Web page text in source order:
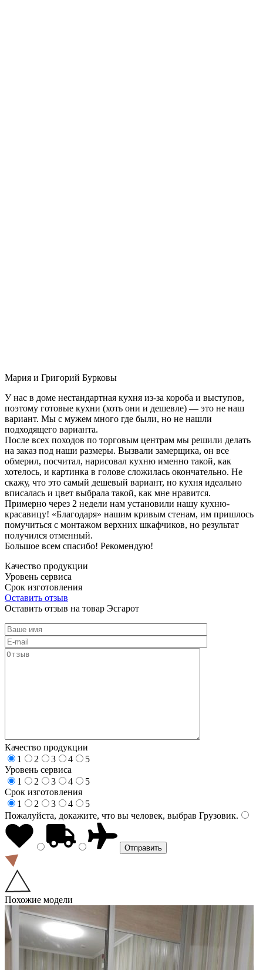
Мария и Григорий Бурковы
У нас в доме нестандартная кухня из-за короба и выступов,
поэтому готовые кухни (хоть они и дешевле) — это не наш
вариант. Мы с мужем много где были, но не нашли
подходящего варианта.
После всех походов по торговым центрам мы решили делать
на заказ под наши размеры. Вызвали замерщика, он все
обмерил, посчитал, нарисовал кухню именно такой, как
хотелось, и картинка в голове сложилась окончательно. Не
скажу, что это самый дешевый вариант, но кухня идеально
вписалась и цвет выбрала такой, как мне нравится.
Примерно через 2 недели нам установили нашу кухню-
красавицу! «Благодаря» нашим кривым стенам, им пришлось
помучиться с монтажом верхних шкафчиков, но результат
получился отменный.
Большое всем спасибо! Рекомендую!
Качество продукции
Уровень сервиса
Срок изготовления
Оставить отзыв
Оставить отзыв на товар Эсгарот
Качество продукции
1
2 3 4
5
Уровень сервиса
1
2 3 4
5
Срок изготовления
1
2 3 4
5
Пожалуйста, докажите, что вы человек, выбрав Грузовик.
Похожие модели